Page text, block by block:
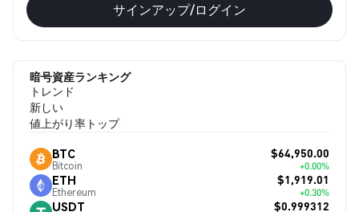
サインアップ/ログイン
暗号資産ランキング
トレンド
新しい
値上がり率トップ
BTC
Bitcoin
$64,950.00
+0.00%
ETH
Ethereum
$1,919.01
+0.30%
USDT $0.999312